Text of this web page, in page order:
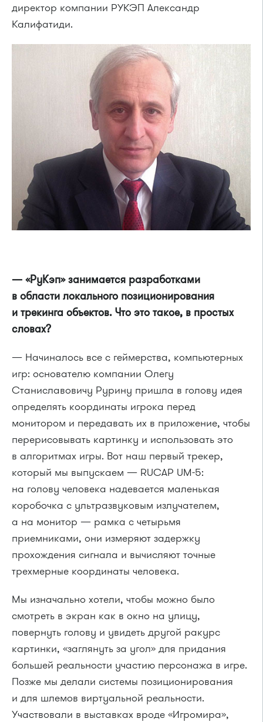
директор компании РУКЭП Александр
Калифатиди.
— «РуКэп» занимается разработками
в области локального позиционирования
и трекинга объектов. Что это такое, в простых
словах?
— Начиналось все с геймерства, компьютерных
игр: основателю компании Олегу
Станиславовичу Рурину пришла в голову идея
определять координаты игрока перед
монитором и передавать их в приложение, чтобы
перерисовывать картинку и использовать это
в алгоритмах игры. Вот наш первый трекер,
который мы выпускаем — RUCAP UM-5:
на голову человека надевается маленькая
коробочка с ультразвуковым излучателем,
а на монитор — рамка с четырьмя
приемниками, они измеряют задержку
прохождения сигнала и вычисляют точные
трехмерные координаты человека.
Мы изначально хотели, чтобы можно было
смотреть в экран как в окно на улицу,
повернуть голову и увидеть другой ракурс
картинки, «заглянуть за угол» для придания
большей реальности участию персонажа в игре.
Позже мы делали системы позиционирования
и для шлемов виртуальной реальности.
Участвовали в выставках вроде «Игромира»,